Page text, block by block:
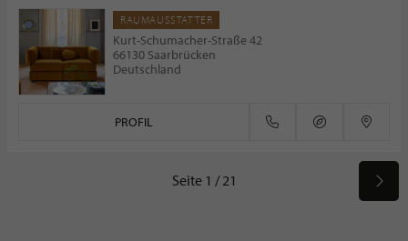
RAUMAUSSTATTER
Kurt-Schumacher-Straße 42
66130 Saarbrücken
Deutschland
PROFIL
Seite 1 / 21